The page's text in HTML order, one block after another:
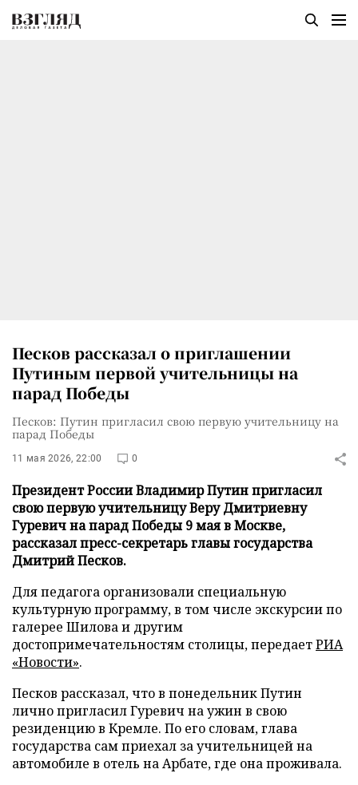
Песков рассказал о приглашении
Путиным первой учительницы на
парад Победы
Песков: Путин пригласил свою первую учительницу на
парад Победы
11 мая 2026, 22:00 0
Президент России Владимир Путин пригласил
свою первую учительницу Веру Дмитриевну
Гуревич на парад Победы 9 мая в Москве,
рассказал пресс-секретарь главы государства
Дмитрий Песков.
Для педагога организовали специальную
культурную программу, в том числе экскурсии по
галерее Шилова и другим
достопримечательностям столицы, передаетРИА
«Новости».
Песков рассказал, что в понедельник Путин
лично пригласил Гуревич на ужин в свою
резиденцию в Кремле. По его словам, глава
государства сам приехал за учительницей на
автомобиле в отель на Арбате, где она проживала.